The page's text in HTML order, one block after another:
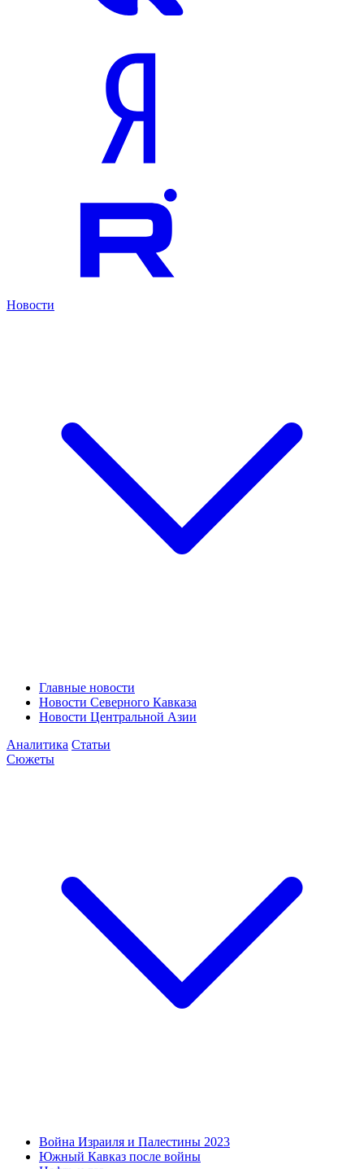
Новости
Главные новости
Новости Северного Кавказа
Новости Центральной Азии
Аналитика Статьи
Сюжеты
Война Израиля и Палестины 2023
Южный Кавказ после войны